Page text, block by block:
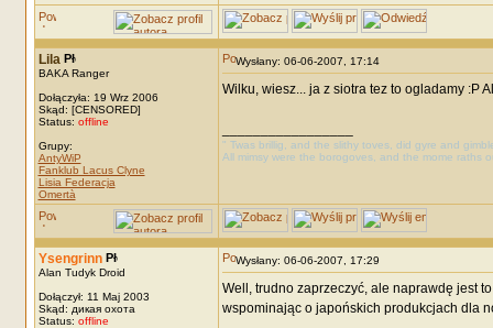
Lila
BAKA Ranger
Dołączyła: 19 Wrz 2006
Skąd: [CENSORED]
Status: offline
Grupy:
AntyWiP
Fanklub Lacus Clyne
Lisia Federacja
Omertà
Wysłany: 06-06-2007, 17:14
Wilku, wiesz... ja z siotra tez to ogladamy :P
" Twas brillig, and the slithy toves, did gyre and
All mimsy were the borogoves, and the mome raths
Ysengrinn
Alan Tudyk Droid
Dołączył: 11 Maj 2003
Skąd: дикая охота
Status: offline
Wysłany: 06-06-2007, 17:29
Well, trudno zaprzeczyć, ale naprawdę jest
wspominając o japońskich produkcjach dla